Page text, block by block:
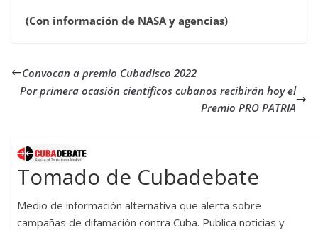
(Con información de NASA y agencias)
Convocan a premio Cubadisco 2022
Por primera ocasión científicos cubanos recibirán hoy el
Premio PRO PATRIA
Tomado de Cubadebate
Medio de información alternativa que alerta sobre
campañas de difamación contra Cuba. Publica noticias y